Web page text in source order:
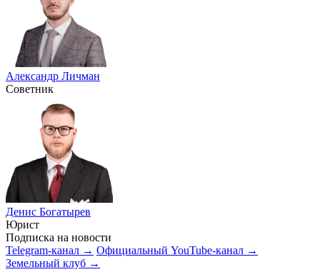
Александр Личман
Советник
Денис Богатырев
Юрист
Подписка на новости
Telegram-канал → Официальный YouTube-канал →
Земельный клуб →